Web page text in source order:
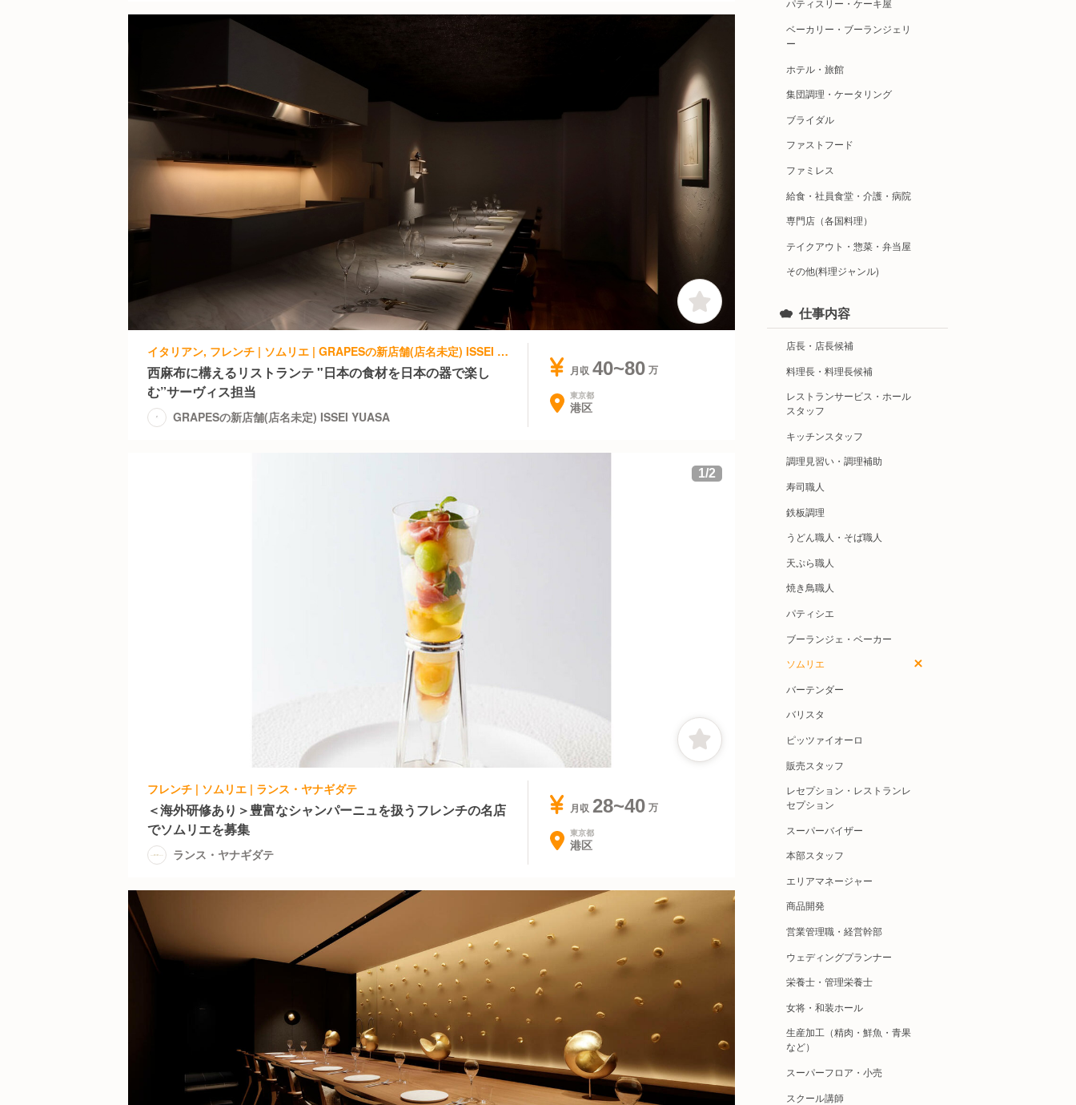
イタリアン, フレンチ | ソムリエ | GRAPESの新店舗(店名未定) ISSEI YUASA
西麻布に構えるリストランテ "日本の食材を日本の器で楽し
む”サーヴィス担当
GRAPESの新店舗(店名未定) ISSEI YUASA
月収 40~80
東京都
港区
1/2
フレンチ | ソムリエ | ランス・ヤナギダテ
＜海外研修あり＞豊富なシャンパーニュを扱うフレンチの名店
でソムリエを募集
ランス・ヤナギダテ
月収 28~40
東京都
港区
パティスリー・ケーキ屋
ベーカリー・ブーランジェリ
ー
ホテル・旅館
集団調理・ケータリング
ブライダル
ファストフード
ファミレス
給食・社員食堂・介護・病院
専門店（各国料理）
テイクアウト・惣菜・弁当屋
その他(料理ジャンル)
仕事内容
店長・店長候補
料理長・料理長候補
レストランサービス・ホール
スタッフ
キッチンスタッフ
調理見習い・調理補助
寿司職人
鉄板調理
うどん職人・そば職人
天ぷら職人
焼き鳥職人
パティシエ
ブーランジェ・ベーカー
ソムリエ
バーテンダー
バリスタ
ピッツァイオーロ
販売スタッフ
レセプション・レストランレ
セプション
スーパーバイザー
本部スタッフ
エリアマネージャー
商品開発
営業管理職・経営幹部
ウェディングプランナー
栄養士・管理栄養士
女将・和装ホール
生産加工（精肉・鮮魚・青果
など）
スーパーフロア・小売
スクール講師